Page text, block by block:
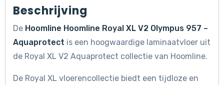
Beschrijving
De Hoomline Hoomline Royal XL V2 Olympus 957 –
Aquaprotect is een hoogwaardige laminaatvloer uit
de Royal XL V2 Aquaprotect collectie van Hoomline.
De Royal XL vloerencollectie biedt een tijdloze en